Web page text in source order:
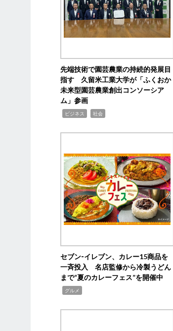
先端技術で園芸農業の持続的発展目
指す 久留米工業大学が「ふくおか
未来型園芸農業創出コンソーシア
ム」参画
ビジネス 社会
セブン‐イレブン、カレー15商品を
一斉投入 名店監修から冷製うどん
まで“夏のカレーフェス”を開催中
グルメ